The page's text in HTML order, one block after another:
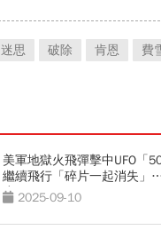
迷思 破除 肯恩 費
美軍地獄火飛彈擊中UFO「
繼續飛行「碎片一起消失」
應 2025-09-10